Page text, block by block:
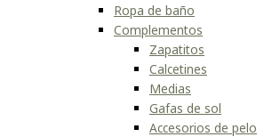
Ropa de baño
Complementos
Zapatitos
Calcetines
Medias
Gafas de sol
Accesorios de pelo